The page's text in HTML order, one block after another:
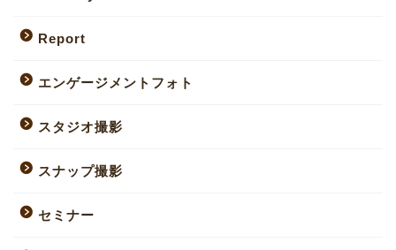
Report
エンゲージメントフォト
スタジオ撮影
スナップ撮影
セミナー